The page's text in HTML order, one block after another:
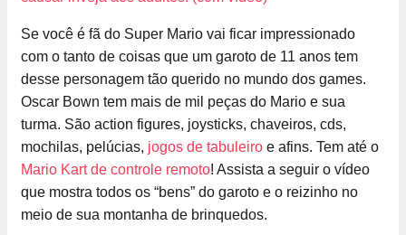
Se você é fã do Super Mario vai ficar impressionado
com o tanto de coisas que um garoto de 11 anos tem
desse personagem tão querido no mundo dos games.
Oscar Bown tem mais de mil peças do Mario e sua
turma. São action figures, joysticks, chaveiros, cds,
mochilas, pelúcias, jogos de tabuleiro e afins. Tem até o
Mario Kart de controle remoto! Assista a seguir o vídeo
que mostra todos os “bens” do garoto e o reizinho no
meio de sua montanha de brinquedos.